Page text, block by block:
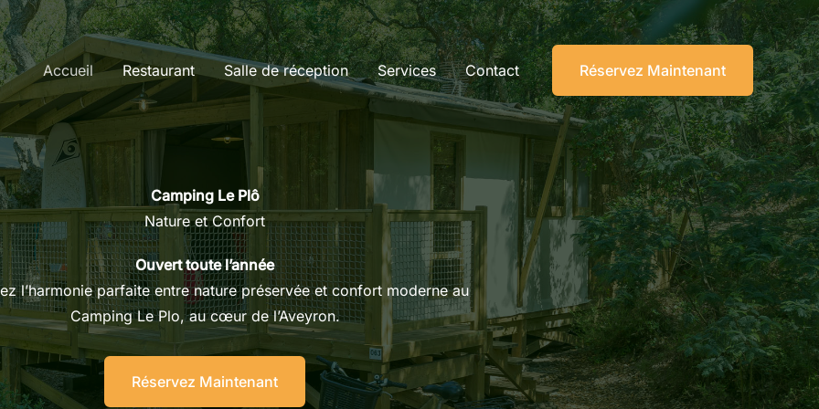
Accueil Restaurant Salle de réception Services Contact Réservez Maintenant
Camping Le Plô
Nature et Confort
Ouvert toute l’année
l’harmonie parfaite entre nature préservée et confort moderne au
Camping Le Plo, au cœur de l’Aveyron.
Réservez Maintenant